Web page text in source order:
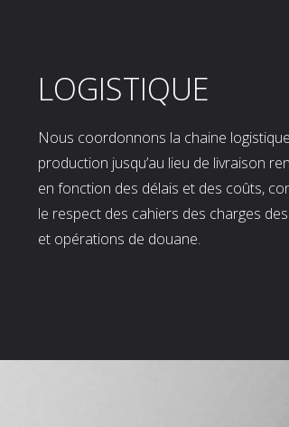
LOGISTIQUE
Nous coordonnons la chaine
production jusqu’au lieu de livraison
en fonction des délais et des coûts,
le respect des cahiers des charges
et opérations de douane.